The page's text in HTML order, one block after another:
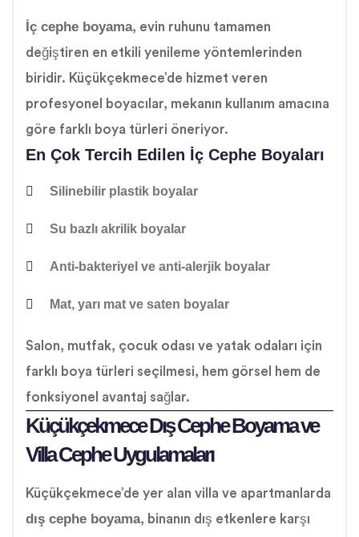
İç cephe boyama, evin ruhunu tamamen
değiştiren en etkili yenileme yöntemlerinden
biridir. Küçükçekmece’de hizmet veren
profesyonel boyacılar, mekanın kullanım amacına
göre farklı boya türleri öneriyor.
En Çok Tercih Edilen İç Cephe Boyaları
Silinebilir plastik boyalar
Su bazlı akrilik boyalar
Anti-bakteriyel ve anti-alerjik boyalar
Mat, yarı mat ve saten boyalar
Salon, mutfak, çocuk odası ve yatak odaları için
farklı boya türleri seçilmesi, hem görsel hem de
fonksiyonel avantaj sağlar.
Küçükçekmece Dış Cephe Boyama ve
Villa Cephe Uygulamaları
Küçükçekmece’de yer alan villa ve apartmanlarda
dış cephe boyama, binanın dış etkenlere karşı